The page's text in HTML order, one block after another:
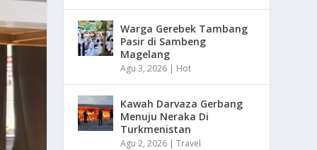
Warga Gerebek Tambang
Pasir di Sambeng
Magelang
Agu 3, 2026 | Hot
Kawah Darvaza Gerbang
Menuju Neraka Di
Turkmenistan
Agu 2, 2026 |Travel